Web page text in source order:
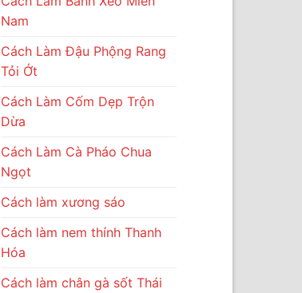
Nam
Cách Làm Đậu Phộng Rang
Tỏi Ớt
Cách Làm Cốm Dẹp Trộn
Dừa
Cách Làm Cà Pháo Chua
Ngọt
Cách làm xương sáo
Cách làm nem thính Thanh
Hóa
Cách làm chân gà sốt Thái